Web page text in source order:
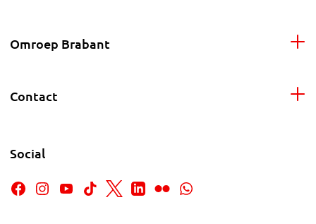
Omroep Brabant
Contact
Social